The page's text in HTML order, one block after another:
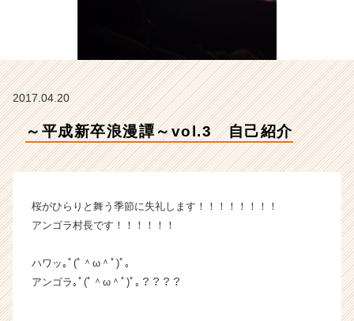
ン
成
長
ら
ス
ト
2017.04.20
～平成新卒浪漫譚～vol.3 自己紹介
桜がひらりと舞う季節に失礼します！！！！！！！！
アンゴラ村長です！！！！！！
ハワッ｡ﾟ(ﾟ＾ω＾ﾟ)ﾟ｡
アンゴラ｡ﾟ(ﾟ＾ω＾ﾟ)ﾟ｡？？？？